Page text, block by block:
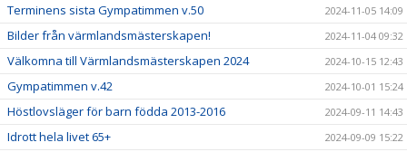
Terminens sista Gympatimmen v.50 2024-11-05 14:09
Bilder från värmlandsmästerskapen! 2024-11-04 09:32
Välkomna till Värmlandsmästerskapen 2024 2024-10-15 12:43
Gympatimmen v.42 2024-10-01 15:24
Höstlovsläger för barn födda 2013-2016 2024-09-11 14:43
Idrott hela livet 65+ 2024-09-09 15:22